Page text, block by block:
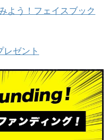
よう！フェイスブック
レゼント